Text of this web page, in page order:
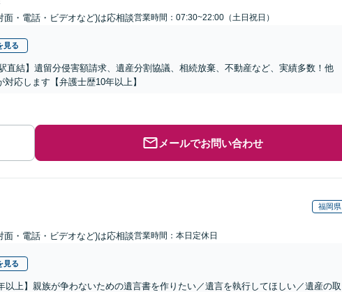
面・電話・ビデオなど)は応相談営業時間：07:30~22:00（土日祝日）
見る
直結】遺留分侵害額請求、遺産分割協議、相続放棄、不動産など、実績多数！他
応します【弁護士歴10年以上】
メールでお問い合わせ
福岡県
面・電話・ビデオなど)は応相談営業時間：本日定休日
見る
以上】親族が争わないための遺言書を作りたい／遺言を執行してほしい／遺産の取